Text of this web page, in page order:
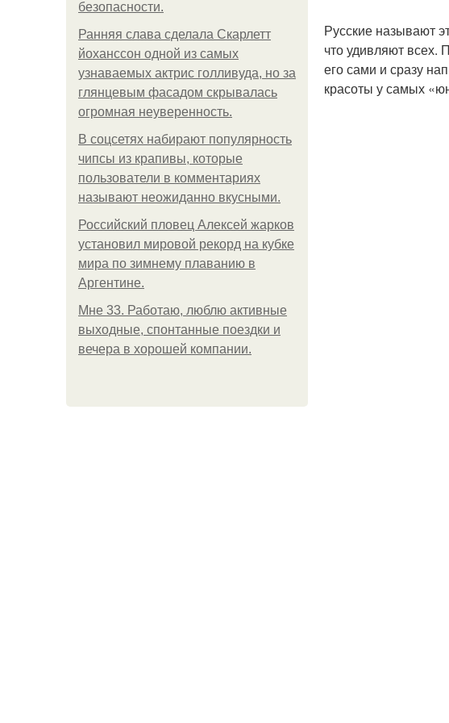
безопасности.
Ранняя слава сделала Скарлетт
йоханссон одной из самых
узнаваемых актрис голливуда, но за
глянцевым фасадом скрывалась
огромная неуверенность.
В соцсетях набирают популярность
чипсы из крапивы, которые
пользователи в комментариях
называют неожиданно вкусными.
Российский пловец Алексей жарков
установил мировой рекорд на кубке
мира по зимнему плаванию в
Аргентине.
Мне 33. Работаю, люблю активные
выходные, спонтанные поездки и
вечера в хорошей компании.
Русские называют
что удивляют всех.
его сами и сразу
красоты у самых